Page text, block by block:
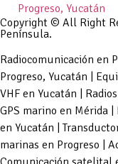
Progreso, Yucatán
Copyright © All Right
Península.
Radiocomunicación en
Progreso, Yucatán |
VHF en Yucatán |
GPS marino en Mérida |
en Yucatán |
marinas en Progreso |